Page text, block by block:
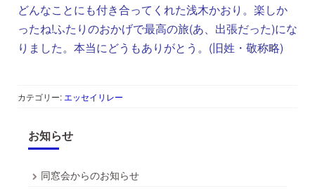
どんなことにも付き合ってくれた浅木かおり。楽しか
ったね!ふたりのおかげで最高の旅(あ、出張だった)にな
りました。本当にどうもありがとう。(旧姓・敬称略)
カテゴリー: エッセイリレー
お知らせ
同窓会からのお知らせ